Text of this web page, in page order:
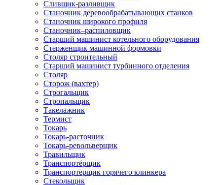
Сливщик-разливщик
Станочник деревообрабатывающих станков
Станочник широкого профиля
Станочник–распиловщик
Старший машинист котельного оборудования
Стерженщик машинной формовки
Столяр строительный
Старший машинист турбинного отделения
Столяр
Сторож (вахтер)
Строгальщик
Стропальщик
Такелажник
Термист
Токарь
Токарь-расточник
Токарь-револьверщик
Травильщик
Транспортёрщик
Транспортерщик горячего клинкера
Стекольщик